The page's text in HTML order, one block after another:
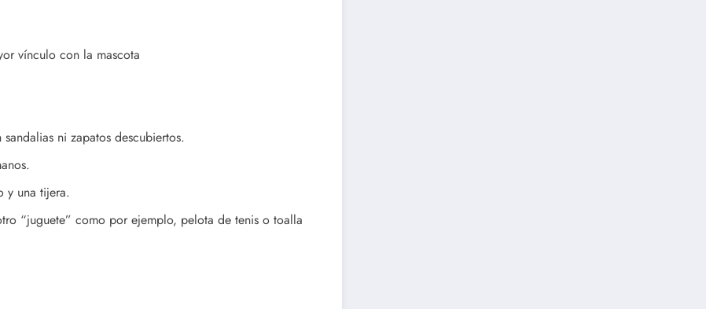
vínculo con la mascota
ni zapatos descubiertos.
y una tijera.
“juguete” como por ejemplo, pelota de tenis o toalla